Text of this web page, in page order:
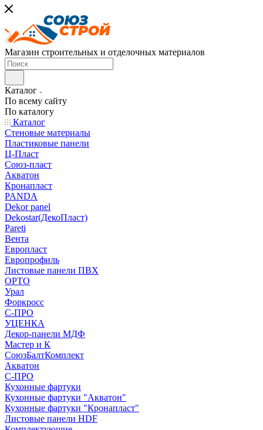
Магазин строительных и отделочных материалов
Каталог
По всему сайту
По каталогу
Каталог
Стеновые материалы
Пластиковые панели
Ц-Пласт
Союз-пласт
Акватон
Кронапласт
PANDA
Dekor panel
Dekostar(ДекоПласт)
Pareti
Вента
Европласт
Европрофиль
Листовые панели ПВХ
ОРТО
Урал
Форкросс
С-ПРО
УЦЕНКА
Декор-панели МДФ
Мастер и К
СоюзБалтКомплект
Акватон
С-ПРО
Кухонные фартуки
Кухонные фартуки "Акватон"
Кухонные фартуки "Кронапласт"
Листовые панели HDF